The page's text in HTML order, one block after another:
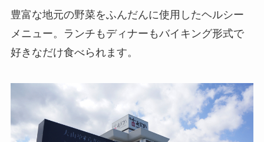
豊富な地元の野菜をふんだんに使用したヘルシー
メニュー。ランチもディナーもバイキング形式で
好きなだけ食べられます。